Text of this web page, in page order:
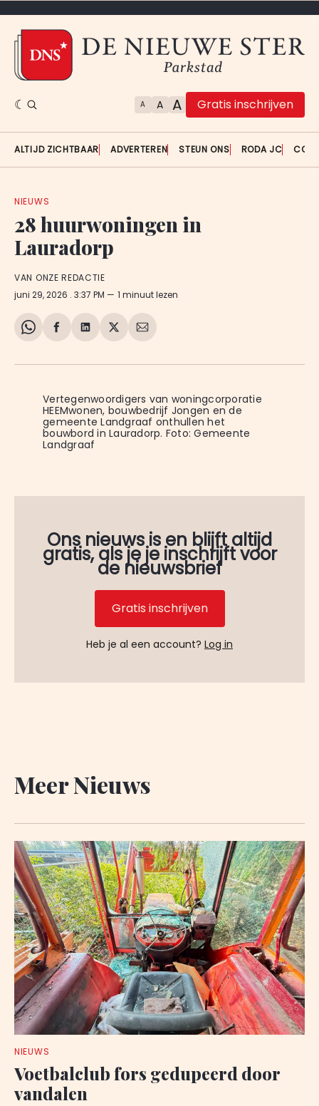
A A A Gratis inschrijven
ALTIJD ZICHTBAAR ADVERTEREN STEUN ONS RODA JC
NIEUWS
28 huurwoningen in
Lauradorp
VAN ONZE REDACTIE
juni 29, 2026 . 3:37 PM 1 minuut lezen
Share
WhatsApp
Delen
Facebook
Delen
LinkedIn
Share
X
Deel
E-
Vertegenwoordigers van woningcorporatie
HEEMwonen, bouwbedrijf Jongen en de
gemeente Landgraaf onthullen het
bouwbord in Lauradorp. Foto: Gemeente
Landgraaf
Ons nieuws is en blijft altijd
gratis, als je je inschrijft voor
de nieuwsbrief
Gratis inschrijven
Heb je al een account? Log in
Meer Nieuws
NIEUWS
Voetbalclub fors gedupeerd door
vandalen